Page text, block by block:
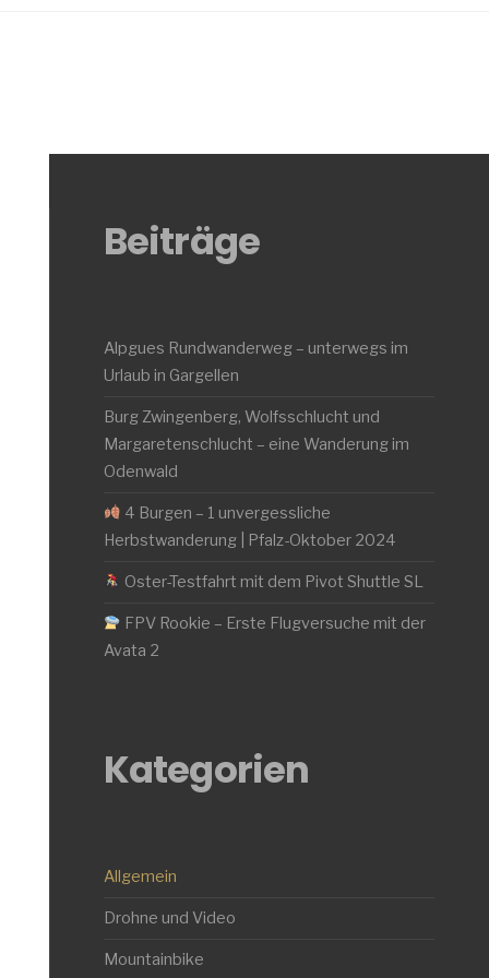
Beiträge
Alpgues Rundwanderweg – unterwegs im
Urlaub in Gargellen
Burg Zwingenberg, Wolfsschlucht und
Margaretenschlucht – eine Wanderung im
Odenwald
4 Burgen – 1 unvergessliche
Herbstwanderung | Pfalz-Oktober 2024
Oster-Testfahrt mit dem Pivot Shuttle SL
FPV Rookie – Erste Flugversuche mit der
Avata 2
Kategorien
Allgemein
Drohne und Video
Mountainbike